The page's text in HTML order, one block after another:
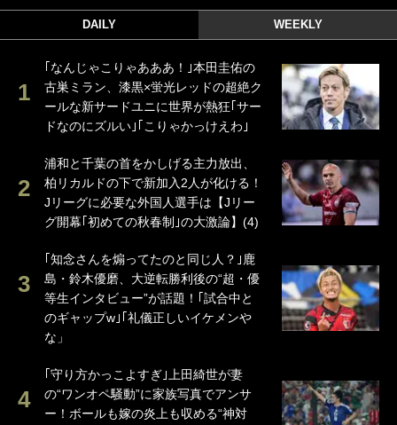
DAILY WEEKLY
｢なんじゃこりゃあああ！｣本田圭佑の
古巣ミラン、漆黒×蛍光レッドの超絶ク
ールな新サードユニに世界が熱狂｢サー
ドなのにズルい｣｢こりゃかっけえわ｣
浦和と千葉の首をかしげる主力放出、
柏リカルドの下で新加入2人が化ける！
Jリーグに必要な外国人選手は【Jリー
グ開幕｢初めての秋春制｣の大激論】(4)
｢知念さんを煽ってたのと同じ人？｣鹿
島・鈴木優磨、大逆転勝利後の“超・優
等生インタビュー”が話題！｢試合中と
のギャップw｣｢礼儀正しいイケメンや
な」
｢守り方かっこよすぎ｣上田綺世が妻
の“ワンオペ騒動”に家族写真でアンサ
ー！ボールも嫁の炎上も収める“神対